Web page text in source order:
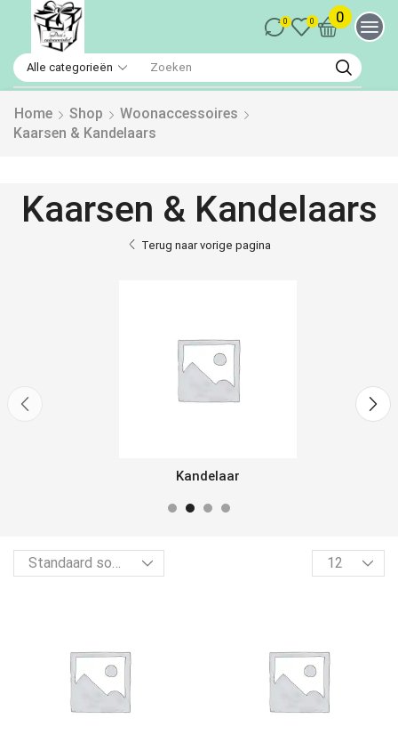
0 0 0
Home Shop
Woonaccessoires
Kaarsen & Kandelaars
Kaarsen & Kandelaars
Terug naar vorige pagina
Kandelaar